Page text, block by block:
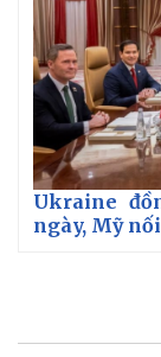
Ukraine
ngày, Mỹ